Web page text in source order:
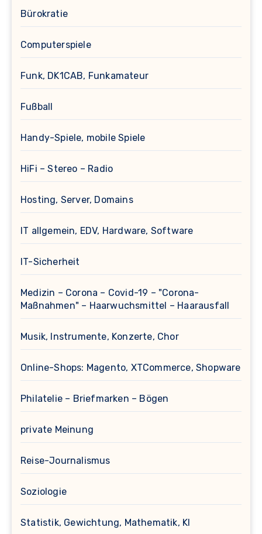
Bürokratie
Computerspiele
Funk, DK1CAB, Funkamateur
Fußball
Handy-Spiele, mobile Spiele
HiFi – Stereo – Radio
Hosting, Server, Domains
IT allgemein, EDV, Hardware, Software
IT-Sicherheit
Medizin – Corona – Covid-19 – "Corona-
Maßnahmen" – Haarwuchsmittel – Haarausfall
Musik, Instrumente, Konzerte, Chor
Online-Shops: Magento, XTCommerce, Shopware
Philatelie – Briefmarken – Bögen
private Meinung
Reise-Journalismus
Soziologie
Statistik, Gewichtung, Mathematik, KI